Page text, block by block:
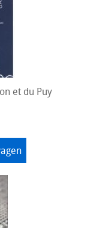
et du Puy